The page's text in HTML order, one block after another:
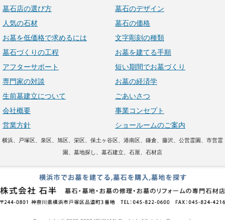
墓石店の選び方
墓石のデザイン
人気の石材
墓石の価格
お墓を低価格で求めるには
文字彫刻の種類
墓石づくりの工程
お墓を建てる手順
アフターサポート
短い期間でお墓づくり
専門家の対談
お墓の経済学
生前墓建立について
ごあいさつ
会社概要
事業コンセプト
営業方針
ショールームのご案内
横浜、戸塚区、泉区、旭区、栄区、保土ヶ谷区、港南区、鎌倉、藤沢、公営霊園、市営霊
園、墓地探し、墓石建立、石屋、石材店